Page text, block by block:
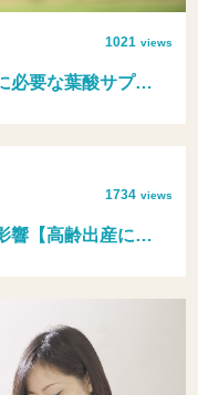
1021 views
必要な葉酸サプ…
1734 views
響【高齢出産に…